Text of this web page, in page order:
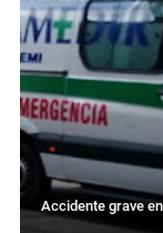
Accidente grave